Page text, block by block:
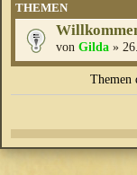
THEMEN
von Gilda »
Themen